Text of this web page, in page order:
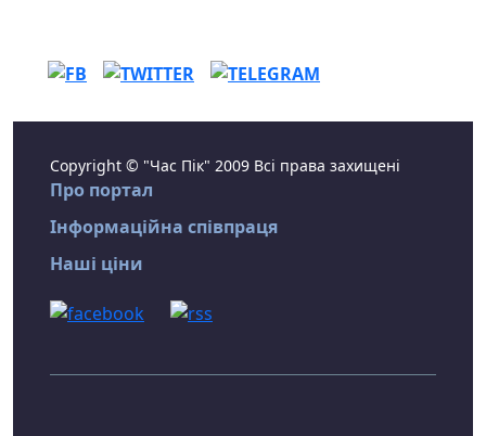
Copyright © "Час Пік" 2009 Всі права захищені
Про портал
Інформаційна співпраця
Наші ціни